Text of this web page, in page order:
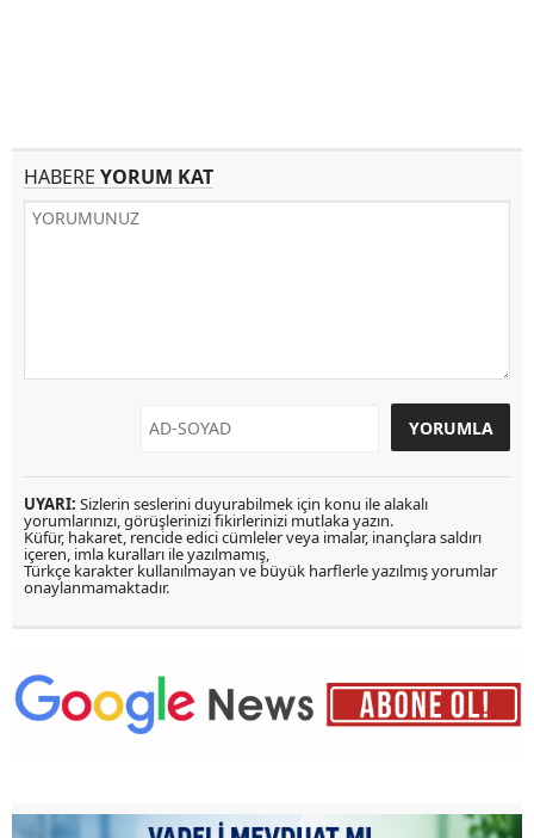
HABERE YORUM KAT
UYARI: Sizlerin seslerini duyurabilmek için konu ile alakalı
yorumlarınızı, görüşlerinizi fikirlerinizi mutlaka yazın.
Küfür, hakaret, rencide edici cümleler veya imalar, inançlara saldırı
içeren, imla kuralları ile yazılmamış,
Türkçe karakter kullanılmayan ve büyük harflerle yazılmış yorumlar
onaylanmamaktadır.